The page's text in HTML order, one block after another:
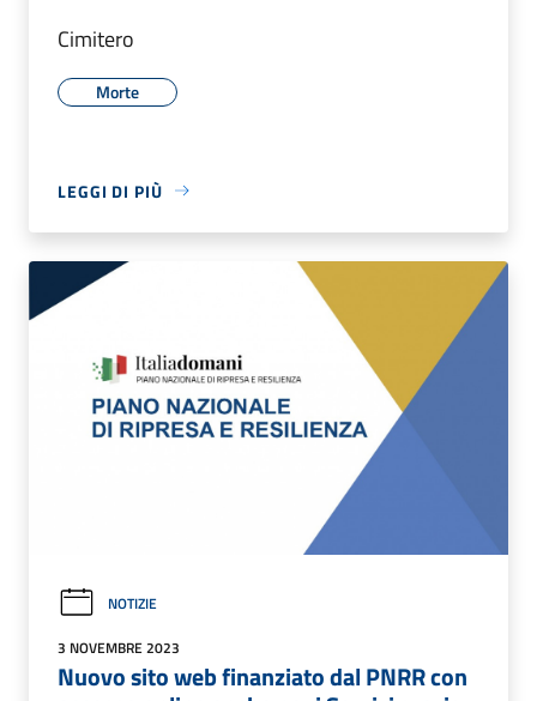
Cimitero
Morte
LEGGI DI PIÙ
NOTIZIE
3 NOVEMBRE 2023
Nuovo sito web finanziato dal PNRR con